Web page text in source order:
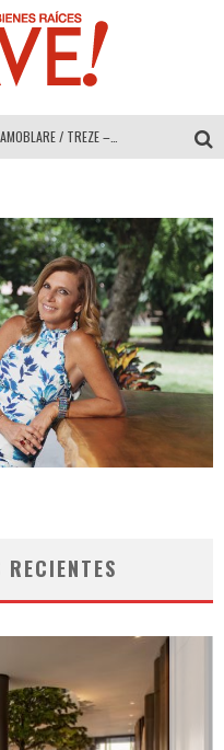
MULTIOFICINAS / AMOBLARE / TREZE – Especial Interiorismo & Decoración 2026
COLINEAL – Especial Interiorismo & Decoración 2026
ADRIANA HOYOS DESIGN STUDIO – Especial Interiorismo & Decoración 2026